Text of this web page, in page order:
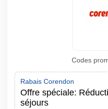
Codes
Rabais Corendon
Offre spéciale:
séjours